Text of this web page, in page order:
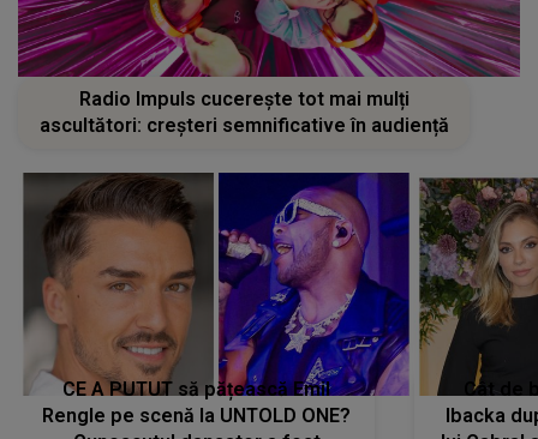
Radio Impuls cucerește tot mai mulți
ascultători: creșteri semnificative în audiență
CE A PUTUT să pățească Emil
Rengle pe scenă la UNTOLD ONE?
Cât de
Ibacka